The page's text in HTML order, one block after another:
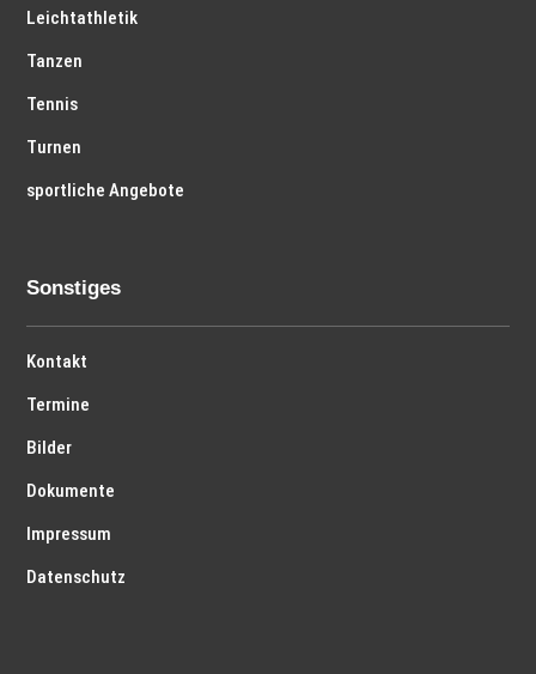
Leichtathletik
Tanzen
Tennis
Turnen
sportliche Angebote
Sonstiges
Kontakt
Termine
Bilder
Dokumente
Impressum
Datenschutz